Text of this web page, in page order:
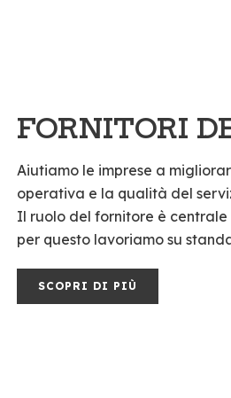
FORNITORI
Aiutiamo le imprese a
operativa e la qualità del
Il ruolo del fornitore è
per questo lavoriamo su
SCOPRI DI PIÙ